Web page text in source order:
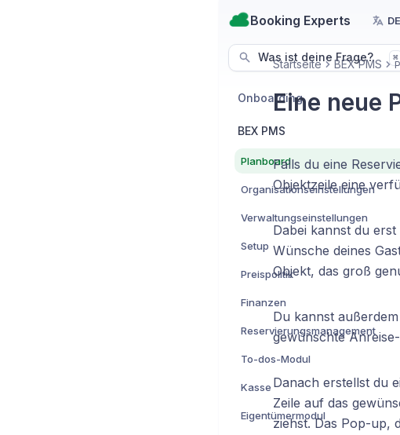
Booking Experts DE
Was ist deine Frage? ⌘
Onboarding
BEX PMS
Planboard
Organisationseinstellungen
Verwaltungseinstellungen
Setup
Preispolitik
Finanzen
Reservierungsmanagement
To-dos-Modul
Kasse
Eigentümermodul
Startseite BEX PMS
Eine neue
Falls du eine
Objektzeile eine
Dabei kannst du erst
Wünsche deines
Objekt, das groß
Du kannst
gewünschte
Danach erstellst du
Zeile auf das
ziehst. Das Pop-up,